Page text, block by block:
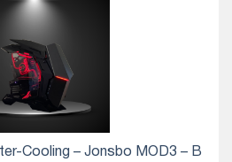
Cooling – Jonsbo MOD3 – B